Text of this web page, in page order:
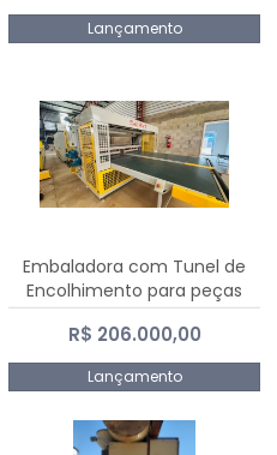
Lançamento
Embaladora com Tunel de
Encolhimento para peças
grandes portas janelas -
Dalmak
R$ 206.000,00
Lançamento